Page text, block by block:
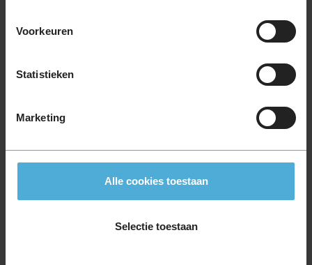
Voorkeuren
Statistieken
Marketing
Alle cookies toestaan
Selectie toestaan
bandenmaat omvang (inch)
Montage Veilig & Zeker
Per band € 40,-